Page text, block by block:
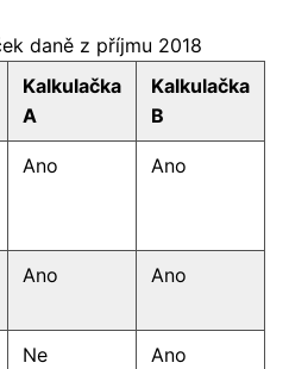
daně z příjmu 2018
Kalkulačka
A
Kalkulačka
B
Ano Ano
Ano Ano
Ne Ano